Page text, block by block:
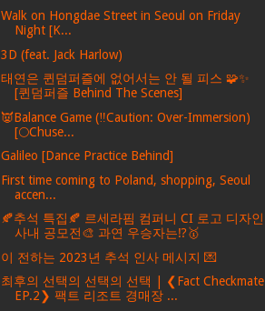
Walk on Hongdae Street in Seoul on Friday
Night [K...
3D (feat. Jack Harlow)
태연은 퀸덤퍼즐에 없어서는 안 될 피스 🧩✨
[퀸덤퍼즐 Behind The Scenes]
👿Balance Game (‼Caution: Over-Immersion)
[🌕Chuse...
Galileo [Dance Practice Behind]
First time coming to Poland, shopping, Seoul
accen...
🍂추석 특집🍂 르세라핌 컴퍼니 CI 로고 디자인
사내 공모전🎨 과연 우승자는⁉️🥇
이 전하는 2023년 추석 인사 메시지 💌
최후의 선택의 선택의 선택 | ❮Fact Checkmate
EP.2❯ 팩트 리조트 경매장 ...